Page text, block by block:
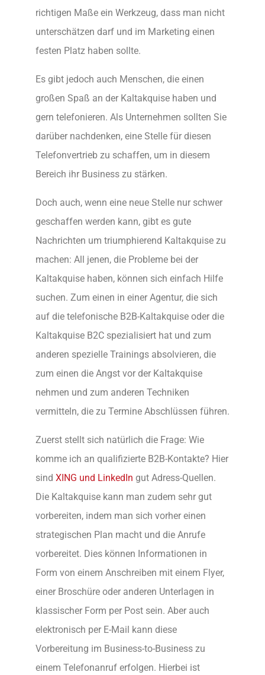
richtigen Maße ein Werkzeug, dass man nicht
unterschätzen darf und im Marketing einen
festen Platz haben sollte.
Es gibt jedoch auch Menschen, die einen
großen Spaß an der Kaltakquise haben und
gern telefonieren. Als Unternehmen sollten Sie
darüber nachdenken, eine Stelle für diesen
Telefonvertrieb zu schaffen, um in diesem
Bereich ihr Business zu stärken.
Doch auch, wenn eine neue Stelle nur schwer
geschaffen werden kann, gibt es gute
Nachrichten um triumphierend Kaltakquise zu
machen: All jenen, die Probleme bei der
Kaltakquise haben, können sich einfach Hilfe
suchen. Zum einen in einer Agentur, die sich
auf die telefonische B2B-Kaltakquise oder die
Kaltakquise B2C spezialisiert hat und zum
anderen spezielle Trainings absolvieren, die
zum einen die Angst vor der Kaltakquise
nehmen und zum anderen Techniken
vermitteln, die zu Termine Abschlüssen führen.
Zuerst stellt sich natürlich die Frage: Wie
komme ich an qualifizierte B2B-Kontakte? Hier
sind XING und LinkedIn gut Adress-Quellen.
Die Kaltakquise kann man zudem sehr gut
vorbereiten, indem man sich vorher einen
strategischen Plan macht und die Anrufe
vorbereitet. Dies können Informationen in
Form von einem Anschreiben mit einem Flyer,
einer Broschüre oder anderen Unterlagen in
klassischer Form per Post sein. Aber auch
elektronisch per E-Mail kann diese
Vorbereitung im Business-to-Business zu
einem Telefonanruf erfolgen. Hierbei ist